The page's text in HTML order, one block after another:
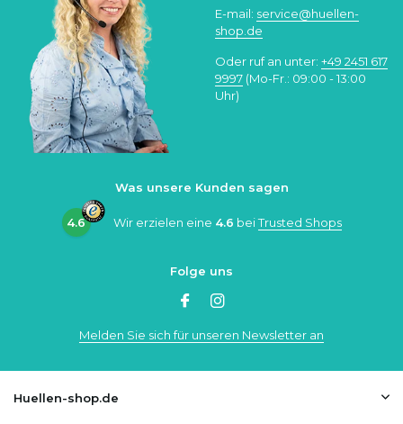
E-mail: service@huellen-
shop.de
Oder ruf an unter: +49 2451 617
9997 (Mo-Fr.: 09:00 - 13:00
Uhr)
Was unsere Kunden sagen
4.6 Wir erzielen eine 4.6 beiTrusted Shops
Folge uns
Melden Sie sich für unseren Newsletter an
Huellen-shop.de